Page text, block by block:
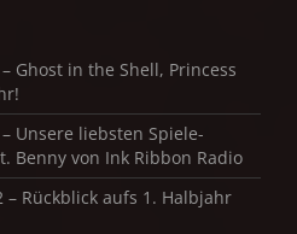
Ghost in the Shell, Princess
Unsere liebsten Spiele-
Benny von Ink Ribbon Radio
– Rückblick aufs 1. Halbjahr